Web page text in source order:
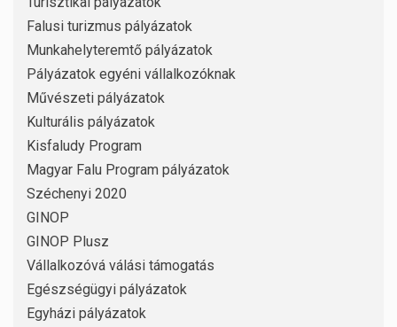
Falusi turizmus pályázatok
Munkahelyteremtő pályázatok
Pályázatok egyéni vállalkozóknak
Művészeti pályázatok
Kulturális pályázatok
Kisfaludy Program
Magyar Falu Program pályázatok
Széchenyi 2020
GINOP
GINOP Plusz
Vállalkozóvá válási támogatás
Egészségügyi pályázatok
Egyházi pályázatok